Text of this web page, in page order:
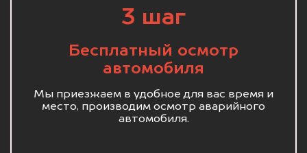
3 шаг
Бесплатный осмотр
автомобиля
Мы приезжаем в удобное для вас время и
место, производим осмотр аварийного
автомобиля.